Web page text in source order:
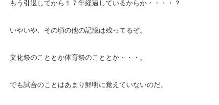
もう引退してから１７年経過しているからか・・・・？
いやいや、その頃の他の記憶は残ってるぞ。
文化祭のこととか体育祭のこととか・・・。
でも試合のことはあまり鮮明に覚えていないのだ。